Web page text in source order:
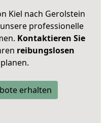
Kiel nach Gerolstein
professionelle
Kontaktieren Sie
reibungslosen
erhalten